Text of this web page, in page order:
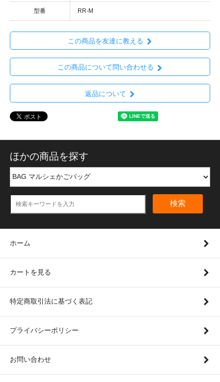
型番 RR-M
この商品を友達に教える
この商品について問い合わせる
返品について
ほかの商品を探す
検索
ホーム
カートを見る
特定商取引法に基づく表記
プライバシーポリシー
お問い合わせ